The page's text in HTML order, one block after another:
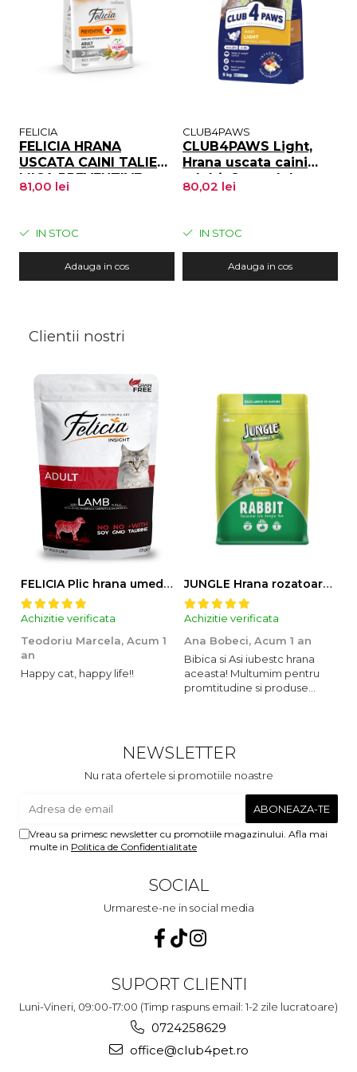
FELICIA
FELICIA HRANA
USCATA CAINI TALIE
MICA PREVENTIVE
SOMON 3kg
81,00 lei
IN STOC
Adauga in cos
CLUB4PAWS
CLUB4PAWS Light,
Hrana uscata caini
adulti, Controlul
greutatii, Talie mica,
80,02 lei
IN STOC
Adauga in cos
Clientii nostri
FELICIA Plic hrana umeda pentru pisici adulte, cu Miel, Set 12x85g
Achizitie verificata
Teodoriu Marcela, Acum 1
an
Happy cat, happy life!!
JUNGLE Hrana rozatoare IEPURI 500g
Achizitie verificata
Ana Bobeci, Acum 1 an
Bibica si Asi iubestc hrana
aceasta! Multumim pentru
promtitudine si produse
NEWSLETTER
Nu rata ofertele si promotiile noastre
Vreau sa primesc newsletter cu promotiile magazinului. Afla mai
multe in Politica de Confidentialitate
SOCIAL
Urmareste-ne in social media
SUPORT CLIENTI
Luni-Vineri, 09:00-17:00 (Timp raspuns email: 1-2 zile lucratoare)
0724258629
office@club4pet.ro